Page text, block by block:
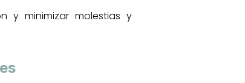
y minimizar molestias y